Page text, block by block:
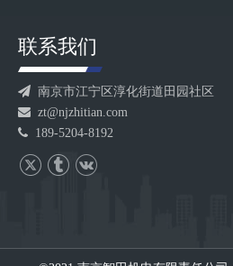
联系我们
 南京市江宁区淳化街道田园社区
 zt@njzhitian.com
 189-5204-8192